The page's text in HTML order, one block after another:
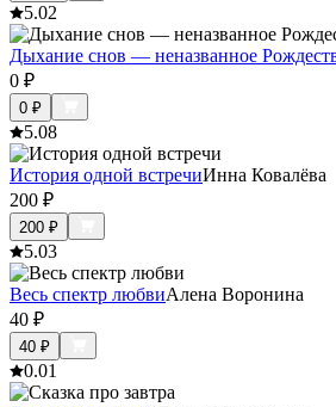
5.02
Дыхание снов — неназванное
0 ₽
0 ₽
5.08
История одной встречиИнна Ковалёва
200 ₽
200 ₽
5.03
Весь спектр любвиАлена Воронина
40 ₽
40 ₽
0.01